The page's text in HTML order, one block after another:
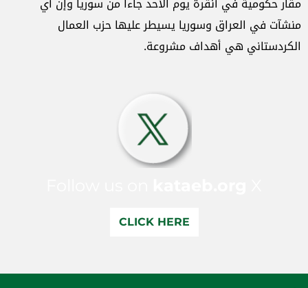
منشآت في العراق وسوريا يسيطر عليها حزب العمال
الكردستاني هي أهداف مشروعة.
CLICK HERE